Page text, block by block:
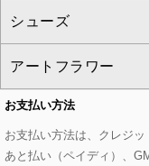
eur3
タンクトップ・キ
スウェット・ジャ
その他のトップス
その他のパンツ
その他のスカート
セットアップジャ
セットアップパン
セットアップスカ
セットアップワ
ダッフルコート
チェスターコート
モッズコート
ステンカラーコ
ストール・マフラ
ベルト・サスペン
帽子
ヘアアクセサリー
ネックレス
ピアス・イヤリン
ブレスレット・バ
ブローチ・コサ
すべてのバッグ
トートバッグ
ショルダーバッグ
ボストンバッグ
シューズ
すべてのシューズ
パンプス
スニーカー
アートフラワー
すべてのアートフ
ローズ
お支払い方法
お支払い方法は、クレジッ
あと払い（ペイディ）、